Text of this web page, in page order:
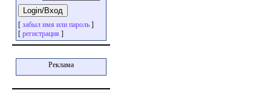
[ забыл имя или пароль ]
[ регистрация ]
Реклама